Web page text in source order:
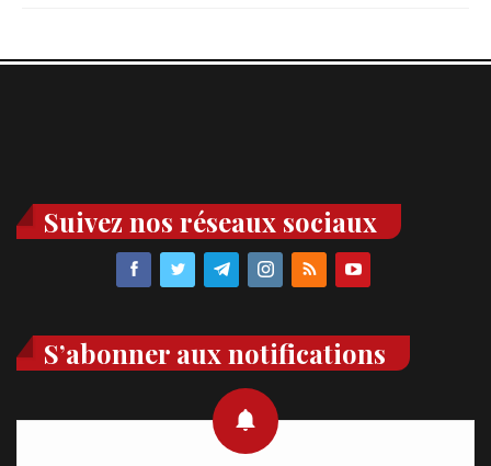
Suivez nos réseaux sociaux
S’abonner aux notifications